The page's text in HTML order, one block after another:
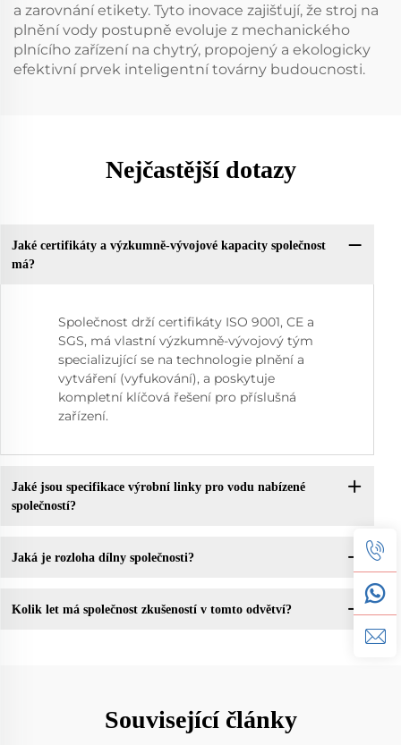
a zarovnání etikety. Tyto inovace zajišťují, že stroj na
plnění vody postupně evoluje z mechanického
plnícího zařízení na chytrý, propojený a ekologicky
efektivní prvek inteligentní továrny budoucnosti.
Nejčastější dotazy
Jaké certifikáty a výzkumně-vývojové kapacity společnost
má?
Společnost drží certifikáty ISO 9001, CE a
SGS, má vlastní výzkumně-vývojový tým
specializující se na technologie plnění a
vytváření (vyfukování), a poskytuje
kompletní klíčová řešení pro příslušná
zařízení.
Jaké jsou specifikace výrobní linky pro vodu nabízené
společností?
Jaká je rozloha dílny společnosti?
Kolik let má společnost zkušeností v tomto odvětví?
Související články